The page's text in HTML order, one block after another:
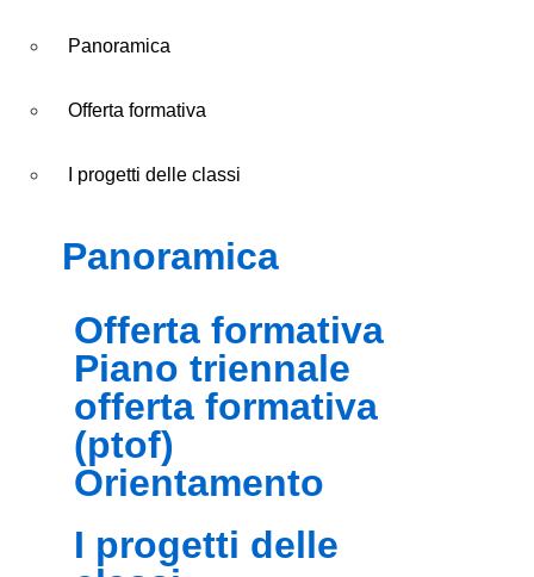
Panoramica
Offerta formativa
I progetti delle classi
panoramica
offerta formativa
piano triennale
offerta formativa
(ptof)
orientamento
i progetti delle